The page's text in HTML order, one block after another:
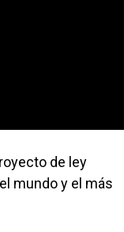
de ley
mundo y el más